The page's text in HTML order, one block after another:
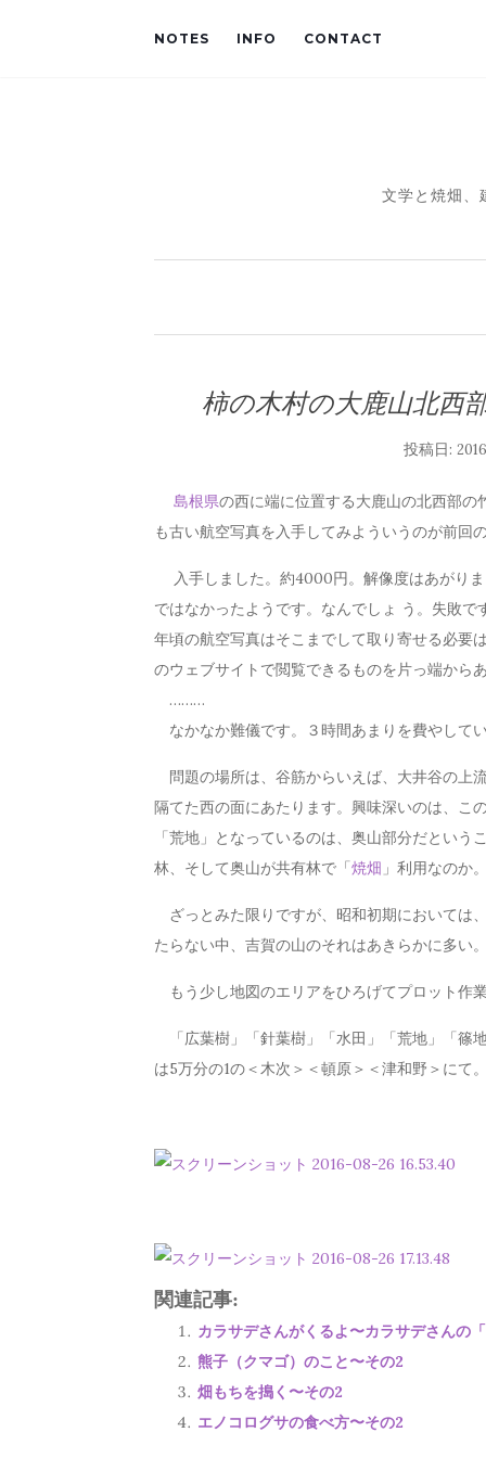
NOTES INFO CONTACT
文学と焼畑、
柿の木村の大鹿山北西
投稿日:
島根県の西に端に位置する大鹿山の北西部
も古い航空写真を入手してみよういうのが前回
入手しました。約4000円。解像度はあがり
ではなかったようです。なんでしょ う。失敗
年頃の航空写真はそこまでして取り寄せる必要
のウェブサイトで閲覧できるものを片っ端から
………
なかなか難儀です。３時間あまりを費やして
問題の場所は、谷筋からいえば、大井谷の上
隔てた西の面にあたります。興味深いのは、こ
「荒地」となっているのは、奥山部分だという
林、そして奥山が共有林で「焼畑 」利用なのか
ざっとみた限りですが、昭和初期においては
たらない中、吉賀の山のそれはあきらかに多い
もう少し地図のエリアをひろげてプロット作
「広葉樹」「針葉樹」「水田」「荒地」「篠
は5万分の1の＜木次＞＜頓原＞＜津和野＞にて
関連記事:
カラサデさんがくるよ〜カラサデさんの
熊子（クマゴ）のこと〜その2
畑もちを搗く〜その2
エノコログサの食べ方〜その2